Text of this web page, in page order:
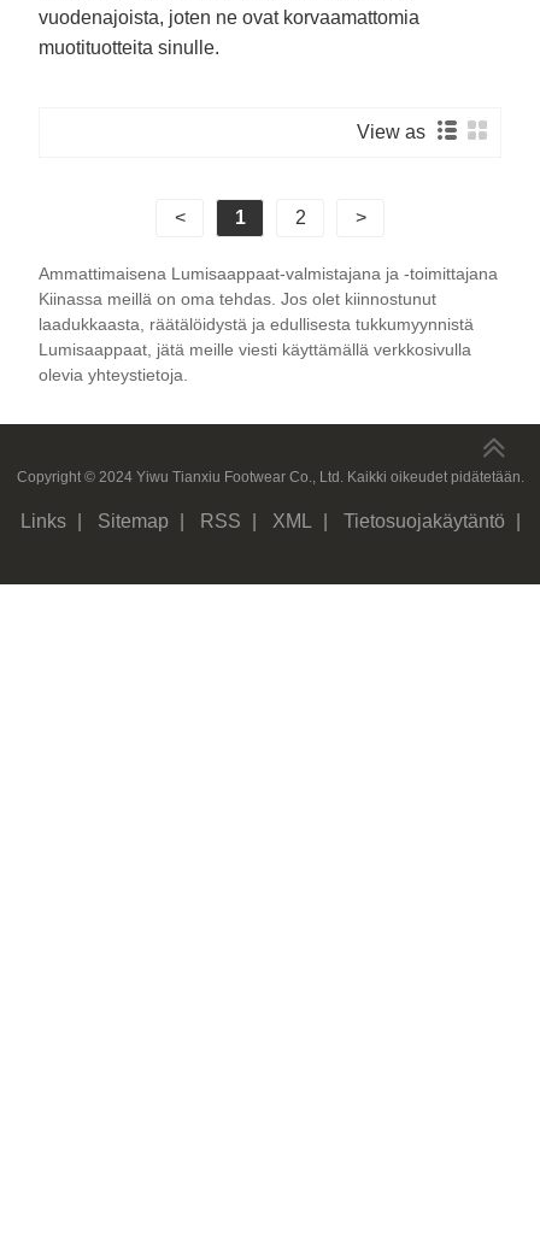
vuodenajoista, joten ne ovat korvaamattomia
muotituotteita sinulle.
View as
< 1 2 >
Ammattimaisena Lumisaappaat-valmistajana ja -toimittajana
Kiinassa meillä on oma tehdas. Jos olet kiinnostunut
laadukkaasta, räätälöidystä ja edullisesta tukkumyynnistä
Lumisaappaat, jätä meille viesti käyttämällä verkkosivulla
olevia yhteystietoja.
Copyright © 2024 Yiwu Tianxiu Footwear Co., Ltd. Kaikki oikeudet pidätetään.
Links Sitemap RSS XML Tietosuojakäytäntö